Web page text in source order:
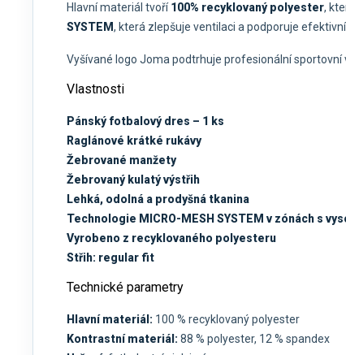
Hlavní materiál tvoří100% recyklovaný polyester,
SYSTEM, která zlepšuje ventilaci a podporuje
Vyšívané logo Joma podtrhuje profesionální sportovní
Vlastnosti
Pánský fotbalový dres – 1 ks
Raglánové krátké rukávy
Žebrované manžety
Žebrovaný kulatý výstřih
Lehká, odolná a prodyšná tkanina
Technologie MICRO-MESH SYSTEM v zónách s
Vyrobeno z recyklovaného polyesteru
Střih: regular fit
Technické parametry
Hlavní materiál: 100 % recyklovaný polyester
Kontrastní materiál: 88 % polyester, 12 % spandex